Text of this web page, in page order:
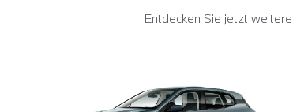
Entdecken Sie jetzt